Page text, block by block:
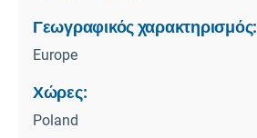
Γεωγραφικός χαρακτηρισμός:
Europe
Χώρες:
Poland